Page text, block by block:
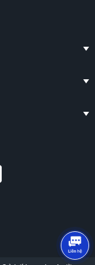
sự bình an
khí xấu
Phật Di Lặc
chỉ là vật
tác phẩm
nhà ở, văn